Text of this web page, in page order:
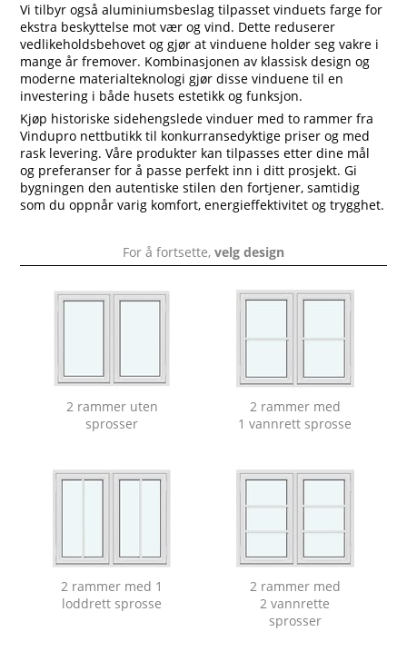
Vi tilbyr også aluminiumsbeslag tilpasset vinduets farge for
ekstra beskyttelse mot vær og vind. Dette reduserer
vedlikeholdsbehovet og gjør at vinduene holder seg vakre i
mange år fremover. Kombinasjonen av klassisk design og
moderne materialteknologi gjør disse vinduene til en
investering i både husets estetikk og funksjon.
Kjøp historiske sidehengslede vinduer med to rammer fra
Vindupro nettbutikk til konkurransedyktige priser og med
rask levering. Våre produkter kan tilpasses etter dine mål
og preferanser for å passe perfekt inn i ditt prosjekt. Gi
bygningen den autentiske stilen den fortjener, samtidig
som du oppnår varig komfort, energieffektivitet og trygghet.
For å fortsette, velg design
2 rammer uten
sprosser
2 rammer med
1 vannrett sprosse
2 rammer med 1
loddrett sprosse
2 rammer med
2 vannrette
sprosser